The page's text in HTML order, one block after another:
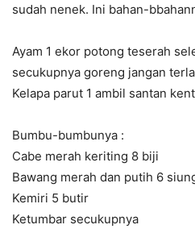
sudah nenek. Ini bahan-
Ayam 1 ekor potong teserah
secukupnya goreng jangan
Kelapa parut 1 ambil santan
Bumbu-bumbunya :
Cabe merah keriting 8 biji
Bawang merah dan putih 6
Kemiri 5 butir
Ketumbar secukupnya